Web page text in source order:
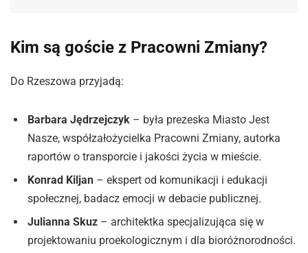
Kim są goście z Pracowni Zmiany?
Do Rzeszowa przyjadą:
Barbara Jędrzejczyk – była prezeska Miasto Jest
Nasze, współzałożycielka Pracowni Zmiany, autorka
raportów o transporcie i jakości życia w mieście.
Konrad Kiljan – ekspert od komunikacji i edukacji
społecznej, badacz emocji w debacie publicznej.
Julianna Skuz – architektka specjalizująca się w
projektowaniu proekologicznym i dla bioróżnorodności.